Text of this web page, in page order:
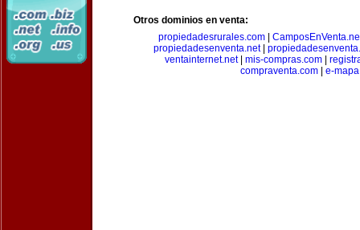
Otros dominios en venta:
propiedadesrurales.com
propiedadesenventa.net
ventainternet.net| mis-compras.com|
compraventa.com
e-